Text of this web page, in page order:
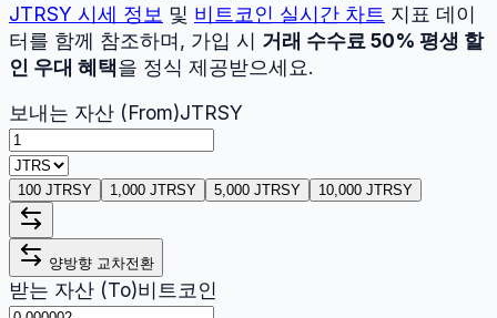
JTRSY 시세 정보 및 비트코인 실시간 차트 지표 데이
터를 함께 참조하며, 가입 시 거래 수수료 50% 평생 할
인 우대 혜택을 정식 제공받으세요.
보내는 자산 (From)JTRSY
100 JTRSY 1,000 JTRSY 5,000 JTRSY 10,000 JTRSY
양방향 교차전환
받는 자산 (To)비트코인